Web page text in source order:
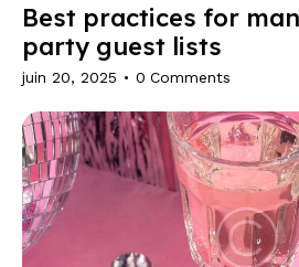
Best practices for
party guest lists
juin 20, 2025 0 Comments